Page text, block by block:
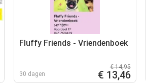
Fluffy Friends - Vriendenboek
30 dagen
€ 14,95
€ 13,46